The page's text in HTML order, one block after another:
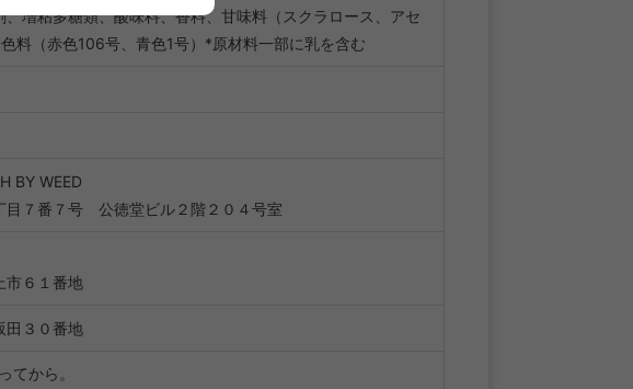
増粘多糖類、酸味料、香料、甘味料（スクラロース、アセ
料（赤色106号、青色1号）*原材料一部に乳を含む
BY WEED
目７番７号 公徳堂ビル２階２０４号室
市６１番地
田３０番地
てから。